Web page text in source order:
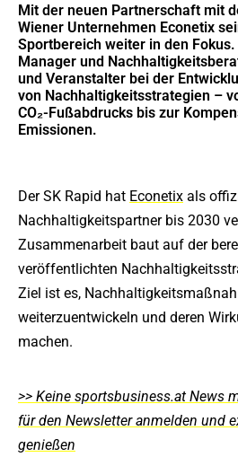
Mit der neuen Partnerschaft mit
Wiener Unternehmen Econetix
Sportbereich weiter in den
Manager und
und Veranstalter bei der
von Nachhaltigkeitsstrategien –
CO₂-Fußabdrucks bis zur
Emissionen.
Der SK Rapid hat Econetix als
Nachhaltigkeitspartner bis 2030
Zusammenarbeit baut auf der
veröffentlichten
Ziel ist es,
weiterzuentwickeln und deren
machen.
>> Keine sportsbusiness.at News
für den Newsletter anmelden und
genießen